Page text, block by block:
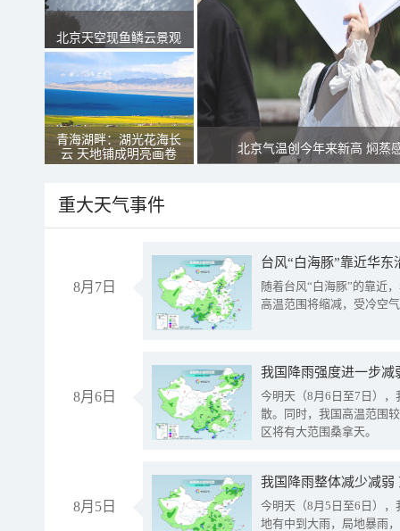
北京天空现鱼鳞云景观
青海湖畔：湖光花海长
云 天地铺成明亮画卷
北京气温创今年来新高 焖蒸
重大天气事件
8月7日
台风“白海豚”靠近华
随着台风“白海豚”的靠近
高温范围将缩减，受冷空
8月6日
今明天（8月6日至7日）
散。同时，我国高温范围
区将有大范围桑拿天。
8月5日
我国降雨整体减少减弱
今明天（8月5日至6日）
地有中到大雨，局地暴雨